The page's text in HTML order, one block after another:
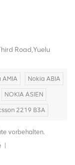
Road,Yuelu
AMIA Nokia ABIA
NOKIA ASIEN
2219 B3A
vorbehalten.